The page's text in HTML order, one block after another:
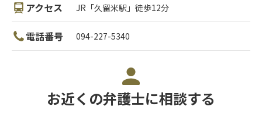
アクセス JR「久留米駅」徒歩12分
電話番号 094-227-5340
お近くの弁護士に相談する